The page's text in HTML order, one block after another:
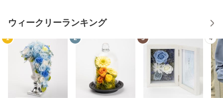
ウィークリーランキング
1 2 3 4